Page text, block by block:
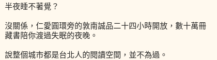
半夜睡不著覺？
沒關係，仁愛圓環旁的敦南誠品二十四小時開放，數十萬冊
藏書陪你渡過失眠的夜晚。
說整個城市都是台北人的閱讀空間，並不為過。